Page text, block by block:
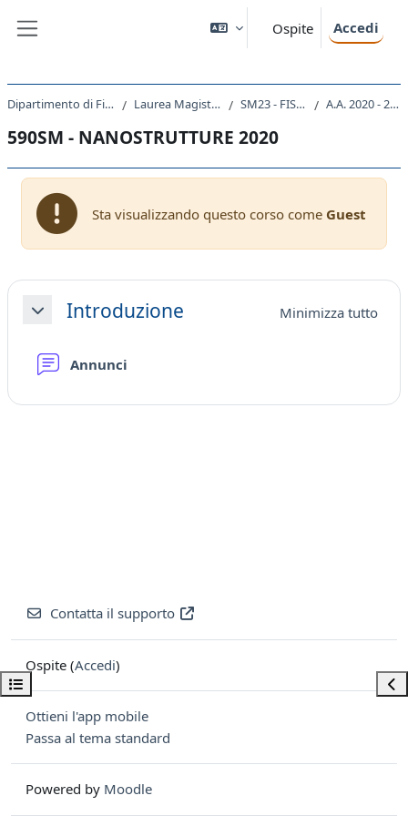
Ospite Accedi
Apri indice del corso
Dipartimento di Fisica Laurea Magistrale SM23 - FISICA A.A. 2020 - 2021
590SM - NANOSTRUTTURE 2020
Sta visualizzando questo corso come Guest
Schema della sezione
MinimizzaIntroduzione Minimizza tutto
Annunci
Contatta il supporto
Ospite (Accedi)
Ottieni l'app mobile
Passa al tema standard
Powered by Moodle